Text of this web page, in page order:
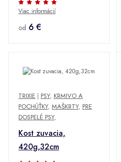
Viac informácií
od 6 €
TRIXIE | PSY, KRMIVO A
POCHÚŤKY, MAŠKRTY, PRE
DOSPELÉ PSY,
Kost zuvacia,
420g,32cm